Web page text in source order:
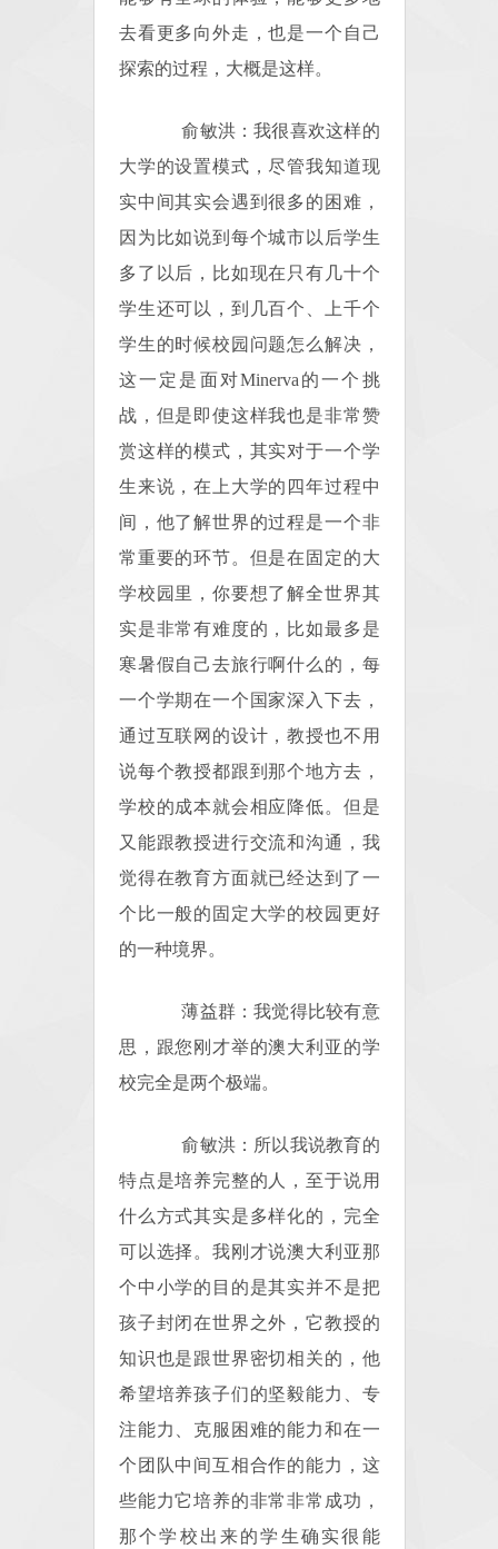
去看更多向外走，也是一个自己
探索的过程，大概是这样。
俞敏洪：我很喜欢这样的
大学的设置模式，尽管我知道现
实中间其实会遇到很多的困难，
因为比如说到每个城市以后学生
多了以后，比如现在只有几十个
学生还可以，到几百个、上千个
学生的时候校园问题怎么解决，
这一定是面对Minerva的一个挑
战，但是即使这样我也是非常赞
赏这样的模式，其实对于一个学
生来说，在上大学的四年过程中
间，他了解世界的过程是一个非
常重要的环节。但是在固定的大
学校园里，你要想了解全世界其
实是非常有难度的，比如最多是
寒暑假自己去旅行啊什么的，每
一个学期在一个国家深入下去，
通过互联网的设计，教授也不用
说每个教授都跟到那个地方去，
学校的成本就会相应降低。但是
又能跟教授进行交流和沟通，我
觉得在教育方面就已经达到了一
个比一般的固定大学的校园更好
的一种境界。
薄益群：我觉得比较有意
思，跟您刚才举的澳大利亚的学
校完全是两个极端。
俞敏洪：所以我说教育的
特点是培养完整的人，至于说用
什么方式其实是多样化的，完全
可以选择。我刚才说澳大利亚那
个中小学的目的是其实并不是把
孩子封闭在世界之外，它教授的
知识也是跟世界密切相关的，他
希望培养孩子们的坚毅能力、专
注能力、克服困难的能力和在一
个团队中间互相合作的能力，这
些能力它培养的非常非常成功，
那个学校出来的学生确实很能